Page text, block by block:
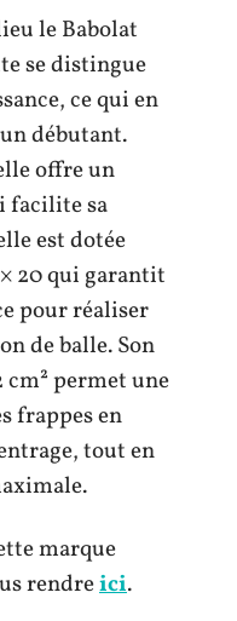
le Babolat
se distingue
ce qui en
débutant.
offre un
facilite sa
est dotée
20 qui garantit
pour réaliser
de balle. Son
cm² permet une
frappes en
tout en
marque
rendreici.